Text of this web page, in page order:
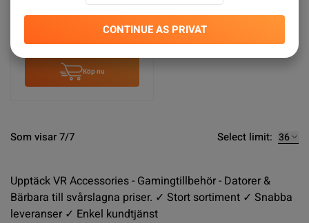
HTC VIVE Focus 3 Eye
Tracker Nyskick
Köp nu
Som visar 7/7 Select limit:
Upptäck VR Accessories - Gamingtillbehör - Datorer &
Bärbara till svårslagna priser. ✓ Stort sortiment ✓ Snabba
leveranser ✓ Enkel kundtjänst
CONTINUE AS PRIVAT